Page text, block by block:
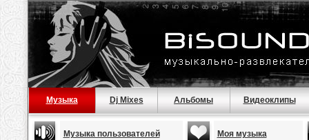
Музыка Dj Mixes Альбомы Видеоклипы
Музыка пользователей Моя музыка